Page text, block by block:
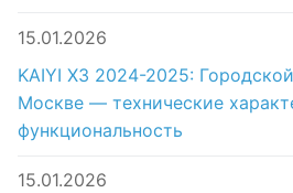
15.01.2026
KAIYI X3 2024-2025:
Москве — технические
функциональность
15.01.2026